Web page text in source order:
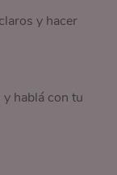
y hacer
hablá con tu